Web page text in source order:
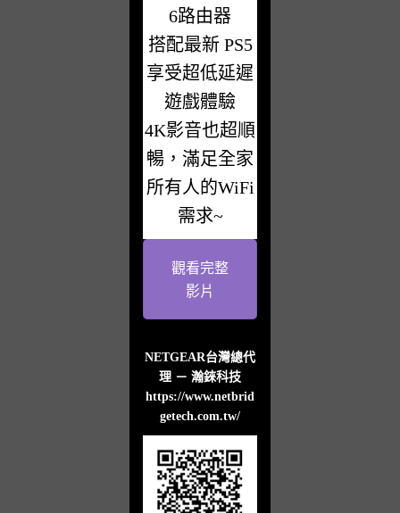
6路由器
搭配最新 PS5
享受超低延遲
遊戲體驗
4K影音也超順
暢，滿足全家
所有人的WiFi
需求~
觀看完整
影片
NETGEAR台灣總代
理 － 瀚錸科技
https://www.netbrid
getech.com.tw/